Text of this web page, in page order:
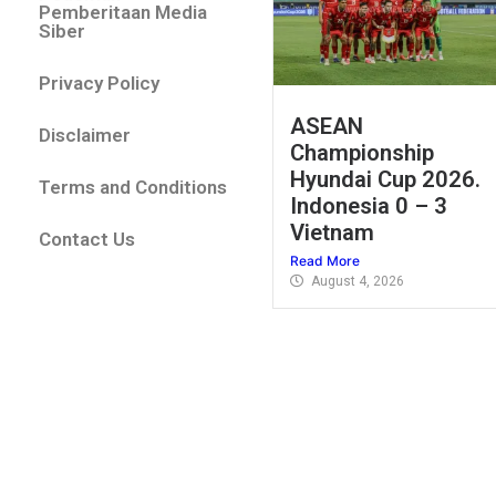
Pemberitaan Media
Siber
Privacy Policy
Disclaimer
Terms and Conditions
Contact Us
ASEAN
Championship
Hyundai Cup 2026.
Indonesia 0 – 3
Vietnam
Read More
August 4, 2026